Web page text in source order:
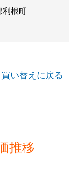
利根町
い替えに戻る
推移